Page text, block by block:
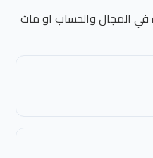
في المجال والحساب او ماث